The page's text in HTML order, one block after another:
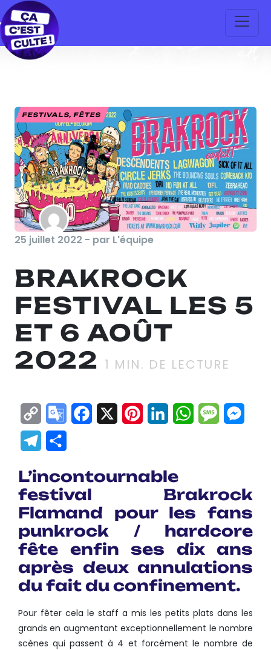
FESTIVALS, FÊTES
25 juillet 2022 - par L'équipe
BRAKROCK
FESTIVAL LES 5
ET 6 AOÛT
2022 1 MIN. DE LECTURE
Copy
Link
GoogleFacebook
X Pinterest
LinkedInWhatsApp
Telegram
L’incontournable
festival Brakrock
Flamand pour les fans
punkrock / hardcore
fête enfin ses dix ans
après deux annulations
du fait du confinement.
Pour fêter cela le staff a mis les petits plats dans les
grands en augmentant exceptionnellement le nombre
scènes qui passent à 4 et forcément le nombre de